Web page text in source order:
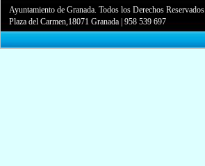
Ayuntamiento de Granada. Todos los Derechos Reservados.
Plaza del Carmen,18071 Granada |958 539 697